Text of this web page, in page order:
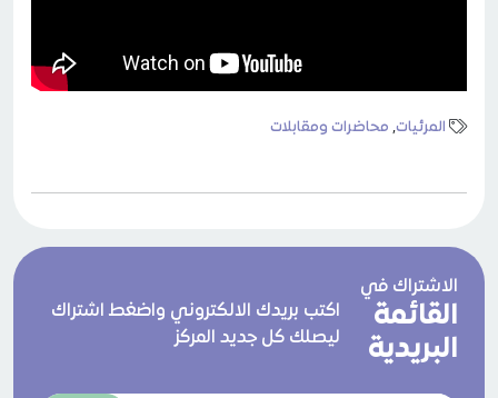
المرئيات, محاضرات ومقابلات
الاشتراك في
القائمة
البريدية
اكتب بريدك الالكتروني واضغط اشتراك
ليصلك كل جديد المركز